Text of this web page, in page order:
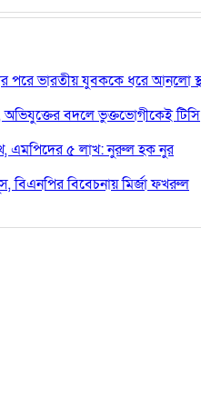
পরে ভারতীয় যুবককে ধরে আনলো
অভিযুক্তের বদলে ভুক্তভোগীকেই টিসি
এমপিদের ৫ লাখ: নুরুল হক নুর
বিএনপির বিবেচনায় মির্জা ফখরুল